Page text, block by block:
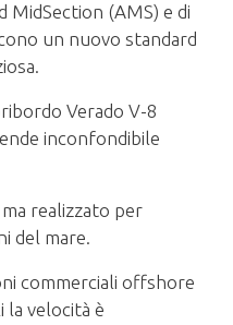
MidSection (AMS) e di
un nuovo standard
Verado V-8
inconfondibile
realizzato per
del mare.
commerciali offshore
la velocità è